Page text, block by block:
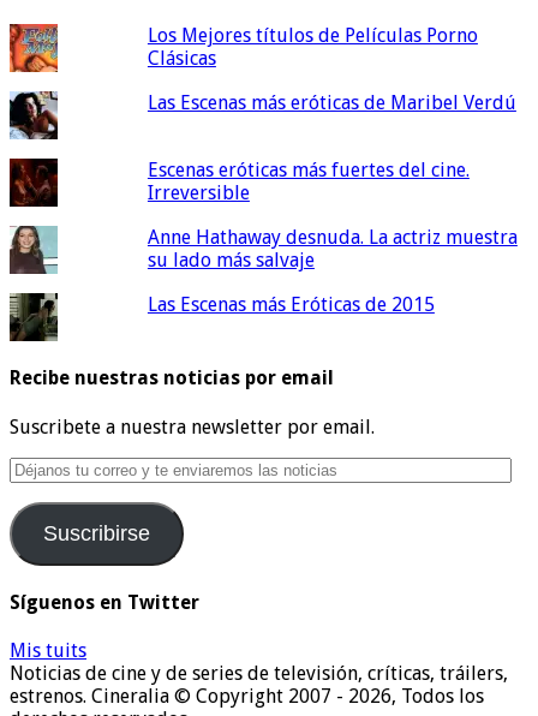
Los Mejores títulos de Películas Porno
Clásicas
Las Escenas más eróticas de Maribel Verdú
Escenas eróticas más fuertes del cine.
Irreversible
Anne Hathaway desnuda. La actriz muestra
su lado más salvaje
Las Escenas más Eróticas de 2015
Recibe nuestras noticias por email
Suscribete a nuestra newsletter por email.
Déjanos
tu
correo
y
te
las
Suscribirse
Síguenos en Twitter
Mis tuits
Noticias de cine y de series de televisión, críticas, tráilers,
estrenos. Cineralia © Copyright 2007 - 2026, Todos los